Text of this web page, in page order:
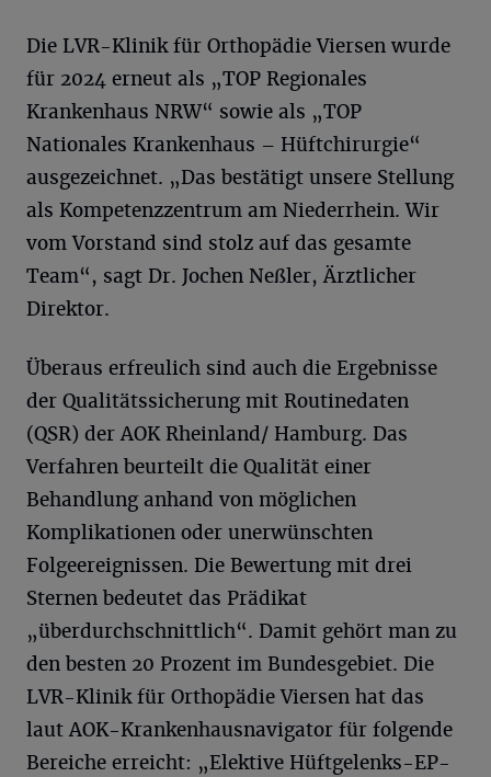
Die LVR-Klinik für Orthopädie Viersen wurde
für 2024 erneut als „TOP Regionales
Krankenhaus NRW“ sowie als „TOP
Nationales Krankenhaus – Hüftchirurgie“
ausgezeichnet. „Das bestätigt unsere Stellung
als Kompetenzzentrum am Niederrhein. Wir
vom Vorstand sind stolz auf das gesamte
Team“, sagt Dr. Jochen Neßler, Ärztlicher
Direktor.
Überaus erfreulich sind auch die Ergebnisse
der Qualitätssicherung mit Routinedaten
(QSR) der AOK Rheinland/ Hamburg. Das
Verfahren beurteilt die Qualität einer
Behandlung anhand von möglichen
Komplikationen oder unerwünschten
Folgeereignissen. Die Bewertung mit drei
Sternen bedeutet das Prädikat
„überdurchschnittlich“. Damit gehört man zu
den besten 20 Prozent im Bundesgebiet. Die
LVR-Klinik für Orthopädie Viersen hat das
laut AOK-Krankenhausnavigator für folgende
Bereiche erreicht: „Elektive Hüftgelenks-EP-